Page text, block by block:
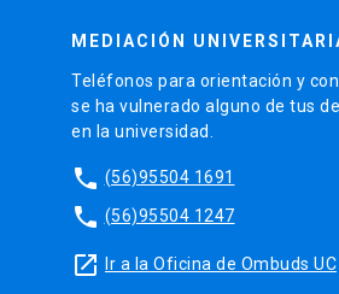
MEDIACIÓN
Teléfonos para orientación y
se ha vulnerado alguno de tus
en la universidad.
phone (56)95504 1691
phone (56)95504 1247
launch Ir a la Oficina de Ombuds UC